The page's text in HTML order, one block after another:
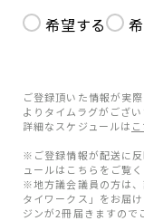
希望する
ご登録頂いた情報が実
よりタイムラグがござい
詳細なスケジュールは
※ご登録情報が配送に
ュールはこちらをご覧く
※地方議会議員の方は
タイワークス」をお届
ジンが2冊届きますので